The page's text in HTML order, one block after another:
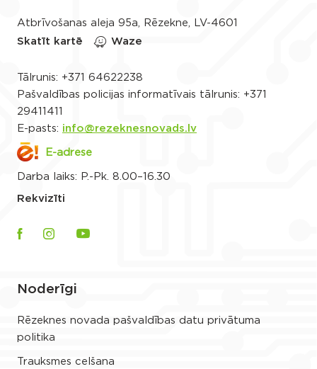
Atbrīvošanas aleja 95a, Rēzekne, LV-4601
Skatīt kartē
Waze
Tālrunis: +371 64622238
Pašvaldības policijas informatīvais tālrunis: +371
29411411
E-pasts: info@rezeknesnovads.lv
E-adrese
Darba laiks: P.-Pk. 8.00–16.30
Rekvizīti
Noderīgi
Rēzeknes novada pašvaldības datu privātuma
politika
Trauksmes celšana